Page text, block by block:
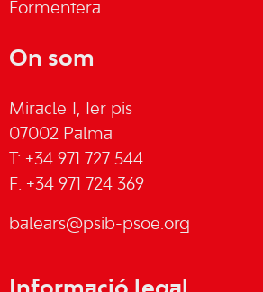
Formentera
On som
Miracle 1, 1er pis
07002 Palma
T: +34 971 727 544
F: +34 971 724 369
balears@psib-psoe.org